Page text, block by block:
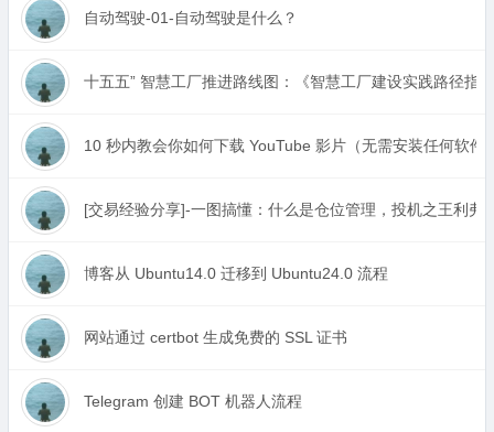
自动驾驶-01-自动驾驶是什么？
十五五” 智慧工厂推进路线图：《智慧工厂建设实践路径指
10 秒内教会你如何下载 YouTube 影片（无需安装任何软件
[交易经验分享]-一图搞懂：什么是仓位管理，投机之王利弗
博客从 Ubuntu14.0 迁移到 Ubuntu24.0 流程
网站通过 certbot 生成免费的 SSL 证书
Telegram 创建 BOT 机器人流程